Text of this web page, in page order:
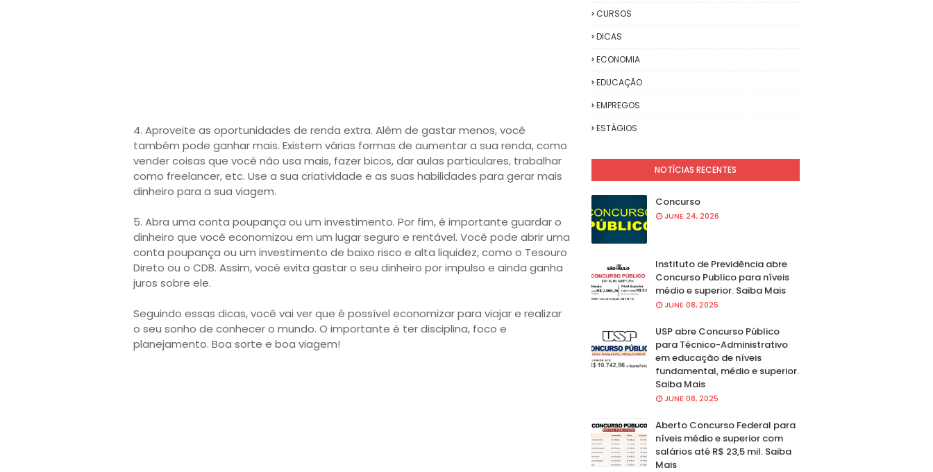
4. Aproveite as oportunidades de renda extra. Além de gastar menos, você
também pode ganhar mais. Existem várias formas de aumentar a sua renda, como
vender coisas que você não usa mais, fazer bicos, dar aulas particulares, trabalhar
como freelancer, etc. Use a sua criatividade e as suas habilidades para gerar mais
dinheiro para a sua viagem.
5. Abra uma conta poupança ou um investimento. Por fim, é importante guardar o
dinheiro que você economizou em um lugar seguro e rentável. Você pode abrir uma
conta poupança ou um investimento de baixo risco e alta liquidez, como o Tesouro
Direto ou o CDB. Assim, você evita gastar o seu dinheiro por impulso e ainda ganha
juros sobre ele.
Seguindo essas dicas, você vai ver que é possível economizar para viajar e realizar
o seu sonho de conhecer o mundo. O importante é ter disciplina, foco e
planejamento. Boa sorte e boa viagem!
CURSOS
DICAS
ECONOMIA
EDUCAÇÃO
EMPREGOS
ESTÁGIOS
NOTÍCIAS RECENTES
Concurso
JUNE 24, 2026
Instituto de Previdência abre
Concurso Publico para níveis
médio e superior. Saiba Mais
JUNE 08, 2025
USP abre Concurso Público
para Técnico-Administrativo
em educação de níveis
fundamental, médio e superior.
Saiba Mais
JUNE 08, 2025
Aberto Concurso Federal para
níveis médio e superior com
salários até R$ 23,5 mil. Saiba
Mais